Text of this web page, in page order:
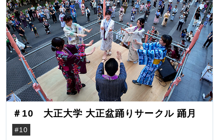
＃10 大正大学 大正盆踊りサークル 踊月
#10